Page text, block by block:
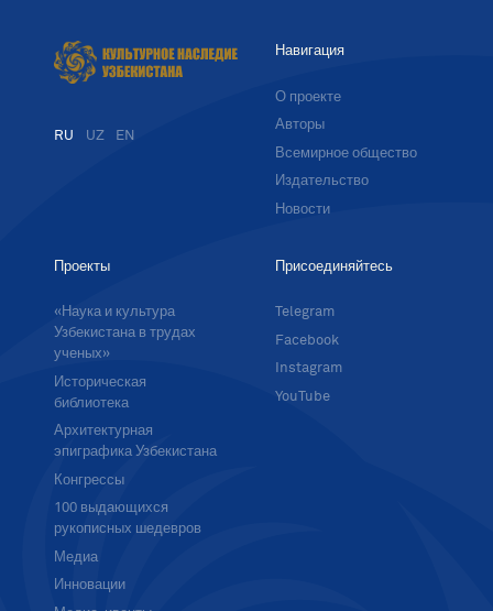
RU UZ EN
Навигация
О проекте
Авторы
Всемирное общество
Издательство
Новости
Проекты
«Наука и культура
Узбекистана в трудах
ученых»
Историческая
библиотека
Архитектурная
эпиграфика Узбекистана
Конгрессы
100 выдающихся
рукописных шедевров
Медиа
Инновации
Присоединяйтесь
Telegram
Facebook
Instagram
YouTube